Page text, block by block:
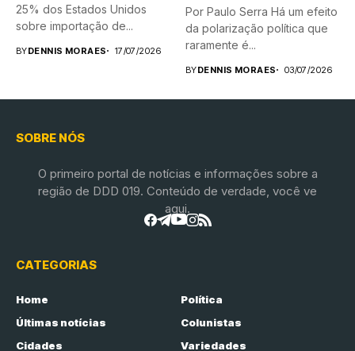
25% dos Estados Unidos
sobre importação de...
BYDENNIS MORAES 17/07/2026
Por Paulo Serra Há um efeito
da polarização política que
raramente é...
BYDENNIS MORAES 03/07/2026
SOBRE NÓS
O primeiro portal de notícias e informações sobre a
região de DDD 019. Conteúdo de verdade, você ve
aqui.
CATEGORIAS
Home
Política
Últimas notícias
Colunistas
Cidades
Variedades